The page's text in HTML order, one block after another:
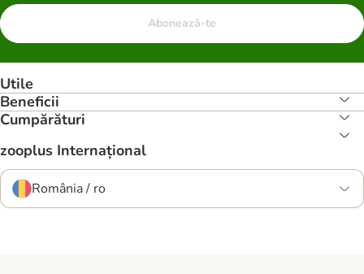
Abonează-te
Utile
Beneficii
Cumpărături
zooplus Internațional
România / ro